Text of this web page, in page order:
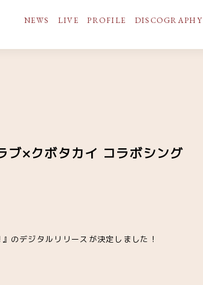
NEWS LIVE PROFILE DISCOGRAPHY
ブ×クボタカイ コラボシング
デジタルリリースが決定しました！